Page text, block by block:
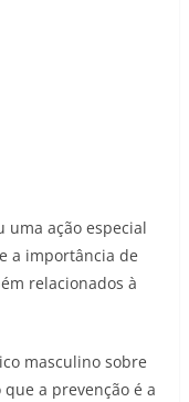
uma ação especial
a importância de
relacionados à
masculino sobre
a prevenção é a